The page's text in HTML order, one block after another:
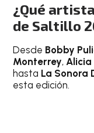
¿Qué
de Saltillo
Desde Bobby
Monterrey,Alicia
hasta La Sonora
esta edición.